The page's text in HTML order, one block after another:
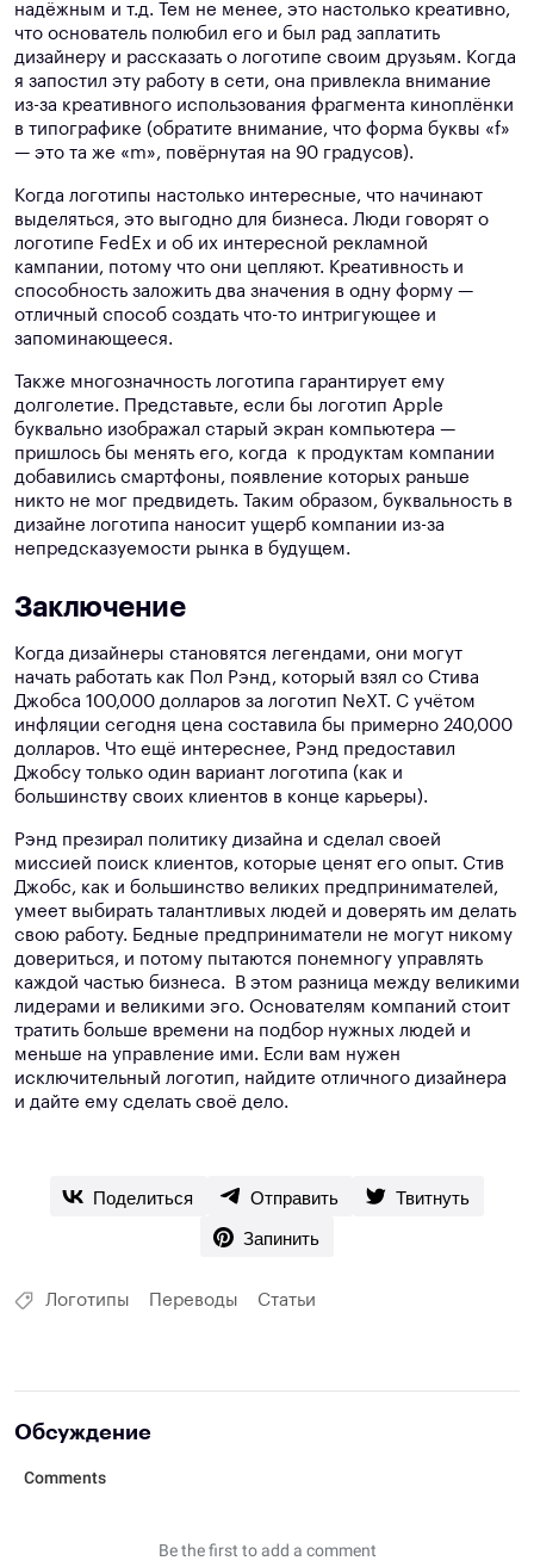
надёжным и т.д. Тем не менее, это настолько креативно,
что основатель полюбил его и был рад заплатить
дизайнеру и рассказать о логотипе своим друзьям. Когда
я запостил эту работу в сети, она привлекла внимание
из-за креативного использования фрагмента киноплёнки
в типографике (обратите внимание, что форма буквы «f»
— это та же «m», повёрнутая на 90 градусов).
Когда логотипы настолько интересные, что начинают
выделяться, это выгодно для бизнеса. Люди говорят о
логотипе FedEx и об их интересной рекламной
кампании, потому что они цепляют. Креативность и
способность заложить два значения в одну форму —
отличный способ создать что-то интригующее и
запоминающееся.
Также многозначность логотипа гарантирует ему
долголетие. Представьте, если бы логотип Apple
буквально изображал старый экран компьютера —
пришлось бы менять его, когда к продуктам компании
добавились смартфоны, появление которых раньше
никто не мог предвидеть. Таким образом, буквальность в
дизайне логотипа наносит ущерб компании из-за
непредсказуемости рынка в будущем.
Заключение
Когда дизайнеры становятся легендами, они могут
начать работать как Пол Рэнд, который взял со Стива
Джобса 100,000 долларов за логотип NeXT. С учётом
инфляции сегодня цена составила бы примерно 240,000
долларов. Что ещё интереснее, Рэнд предоставил
Джобсу только один вариант логотипа (как и
большинству своих клиентов в конце карьеры).
Рэнд презирал политику дизайна и сделал своей
миссией поиск клиентов, которые ценят его опыт. Стив
Джобс, как и большинство великих предпринимателей,
умеет выбирать талантливых людей и доверять им делать
свою работу. Бедные предприниматели не могут никому
довериться, и потому пытаются понемногу управлять
каждой частью бизнеса. В этом разница между великими
лидерами и великими эго. Основателям компаний стоит
тратить больше времени на подбор нужных людей и
меньше на управление ими. Если вам нужен
исключительный логотип, найдите отличного дизайнера
и дайте ему сделать своё дело.
Поделиться Отправить
Твитнуть
Запинить
Логотипы Переводы Статьи
Обсуждение